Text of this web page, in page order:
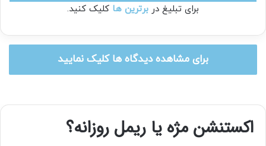
برای تبلیغ در برترین ها کلیک کنید.
برای مشاهده دیدگاه ها کلیک نمایید